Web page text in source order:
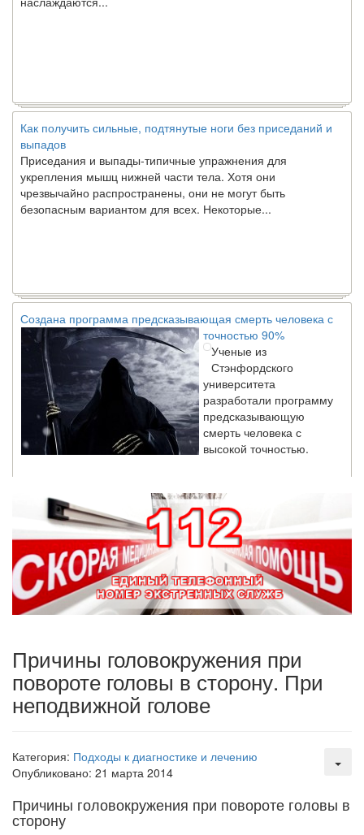
Как получить сильные, подтянутые ноги без приседаний и
выпадов
Приседания и выпады-типичные упражнения для
укрепления мышц нижней части тела. Хотя они
чрезвычайно распространены, они не могут быть
безопасным вариантом для всех. Некоторые...
Создана программа предсказывающая смерть человека с
точностью 90%
Ученые из
Стэнфордского
университета
разработали программу
предсказывающую
смерть человека с
высокой точностью.
Зарплата врачей в 2018 году превысит средний доход
россиян в два раза
Глава Минздрава РФ
Вероника Скворцова
опровергла
сообщение о падении
доходов медицинских
работников в
встрече с журналистами ведущих...
Местная анестезия развивает кардиотоксичность
Федеральная служба по
тревожную статистику. Она
роста сопутствующих
Причины головокружения при
повороте голо­вы в сторону. При
неподвижной голове
Категория: Подходы к диагностике и лечению
Опубликовано: 21 марта 2014
Причины головокружения при повороте голо­вы в
сторону